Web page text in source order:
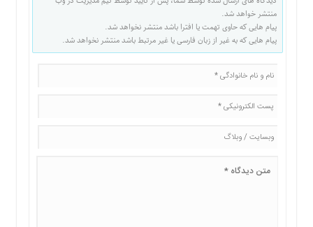
منتشر خواهد شد.
پیام هایی که حاوی تهمت یا افترا باشد منتشر نخواهد شد.
پیام هایی که به غیر از زبان فارسی یا غیر مرتبط باشد منتشر نخواهد شد.